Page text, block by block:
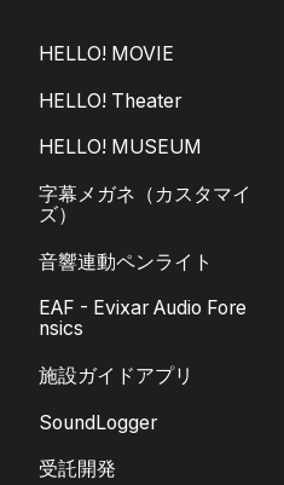
HELLO! MOVIE
HELLO! Theater
HELLO! MUSEUM
字幕メガネ（カスタマイ
ズ）
音響連動ペンライト
EAF - Evixar Audio Fore
nsics
施設ガイドアプリ
SoundLogger
受託開発